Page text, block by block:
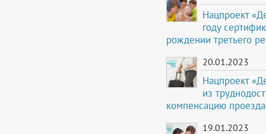
Нацпроект
году
рождении третьего
20.01.2023
Нацпроект
из
компенсацию
19.01.2023